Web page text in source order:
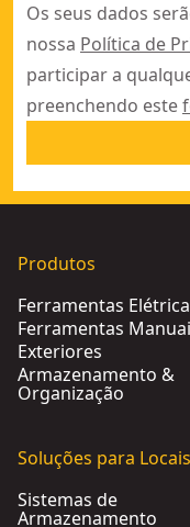
Os seus dados
nossa Política de
participar a
preenchendo este
Produtos
Ferramentas
Ferramentas
Exteriores
Armazenamento &
Organização
Soluções para
Sistemas de
Armazenamento